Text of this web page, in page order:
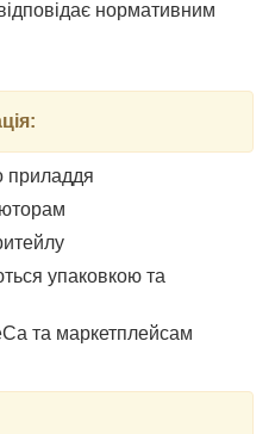
нормативним
приладдя
упаковкою та
та маркетплейсам